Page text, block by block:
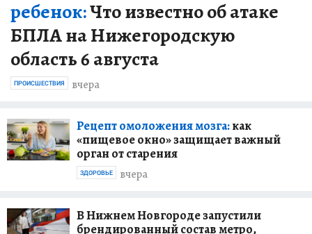
ребенок:Что известно об атаке
БПЛА на Нижегородскую
область 6 августа
вчера
ПРОИСШЕСТВИЯ
Рецепт омоложения мозга:как
«пищевое окно» защищает важный
орган от старения
вчера
ЗДОРОВЬЕ
В Нижнем Новгороде запустили
брендированный состав метро,